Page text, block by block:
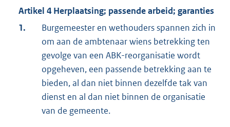
Artikel 4 Herplaatsing; passende arbeid; garanties
1.
Burgemeester en wethouders spannen zich in
om aan de ambtenaar wiens betrekking ten
gevolge van een ABK-reorganisatie wordt
opgeheven, een passende betrekking aan te
bieden, al dan niet binnen dezelfde tak van
dienst en al dan niet binnen de organisatie
van de gemeente.